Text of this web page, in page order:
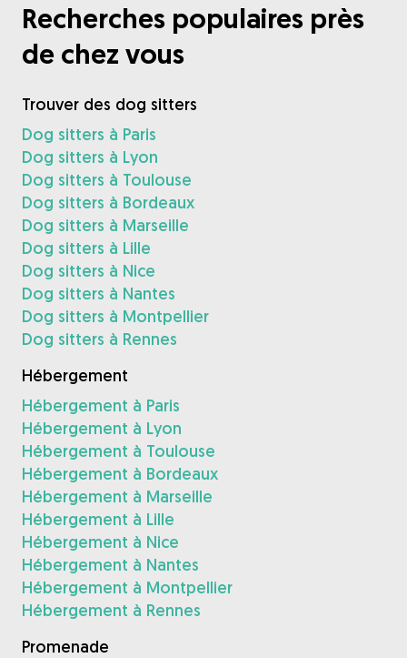
Recherches populaires près
de chez vous
Trouver des dog sitters
Dog sitters à Paris
Dog sitters à Lyon
Dog sitters à Toulouse
Dog sitters à Bordeaux
Dog sitters à Marseille
Dog sitters à Lille
Dog sitters à Nice
Dog sitters à Nantes
Dog sitters à Montpellier
Dog sitters à Rennes
Hébergement
Hébergement à Paris
Hébergement à Lyon
Hébergement à Toulouse
Hébergement à Bordeaux
Hébergement à Marseille
Hébergement à Lille
Hébergement à Nice
Hébergement à Nantes
Hébergement à Montpellier
Hébergement à Rennes
Promenade